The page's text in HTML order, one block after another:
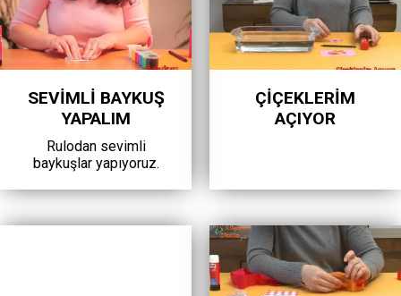
SEVIMLI BAYKUŞ
YAPALIM
Rulodan sevimli
baykuşlar yapıyoruz.
ÇIÇEKLERIM
AÇIYOR